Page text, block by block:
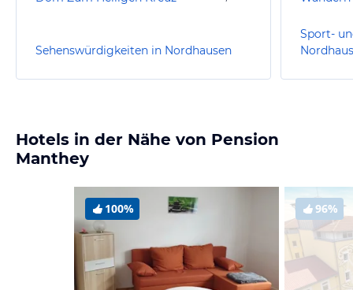
Sehenswürdigkeiten in Nordhausen
Sport-
Hotels in der Nähe von Pension
Manthey
100% 96%